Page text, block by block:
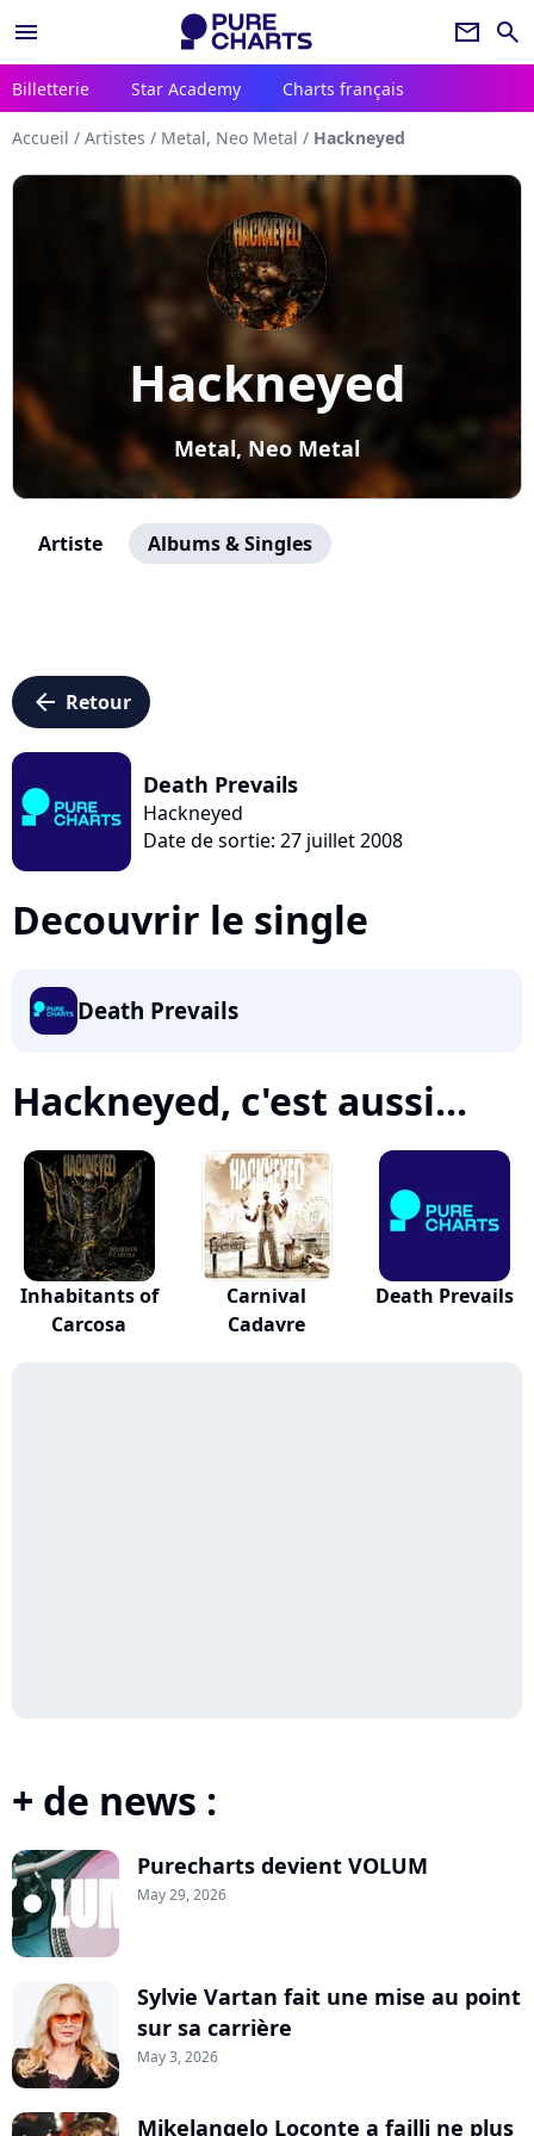
menu newsletter search
Billetterie Star Academy Charts français
Accueil / Artistes / Metal, Neo Metal / Hackneyed
Hackneyed
Metal, Neo Metal
Artiste Albums & Singles
arrow_left Retour
Death Prevails
Hackneyed
Date de sortie: 27 juillet 2008
Decouvrir le single
Death Prevails
Hackneyed, c'est aussi...
Inhabitants of
Carcosa
Carnival
Cadavre
Death Prevails
+ de news :
Purecharts devient VOLUM
May 29, 2026
Sylvie Vartan fait une mise au point
sur sa carrière
May 3, 2026
Mikelangelo Loconte a failli ne plus